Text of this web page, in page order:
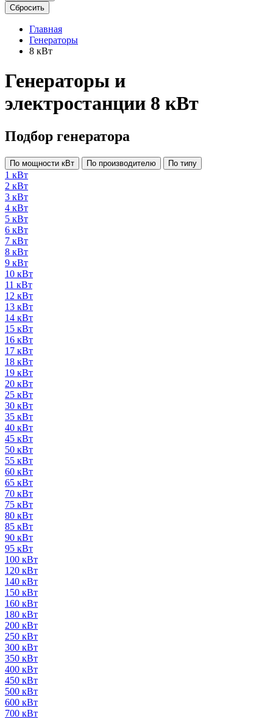
Сбросить
Главная
Генераторы
8 кВт
Генераторы и
электростанции 8 кВт
Подбор генератора
По мощности кВт По производителю По типу
1 кВт
2 кВт
3 кВт
4 кВт
5 кВт
6 кВт
7 кВт
8 кВт
9 кВт
10 кВт
11 кВт
12 кВт
13 кВт
14 кВт
15 кВт
16 кВт
17 кВт
18 кВт
19 кВт
20 кВт
25 кВт
30 кВт
35 кВт
40 кВт
45 кВт
50 кВт
55 кВт
60 кВт
65 кВт
70 кВт
75 кВт
80 кВт
85 кВт
90 кВт
95 кВт
100 кВт
120 кВт
140 кВт
150 кВт
160 кВт
180 кВт
200 кВт
250 кВт
300 кВт
350 кВт
400 кВт
450 кВт
500 кВт
600 кВт
700 кВт